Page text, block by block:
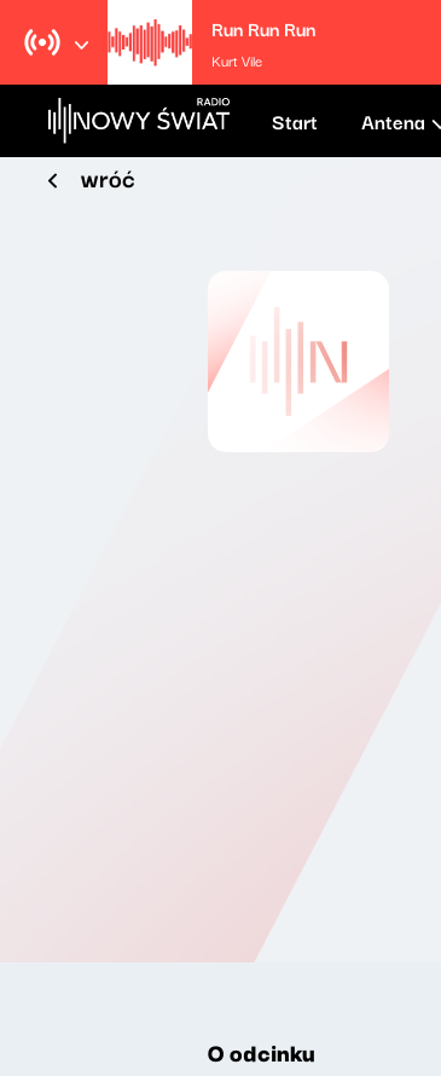
Run Run Run
Kurt Vile
Start Antena
wróć
O odcinku